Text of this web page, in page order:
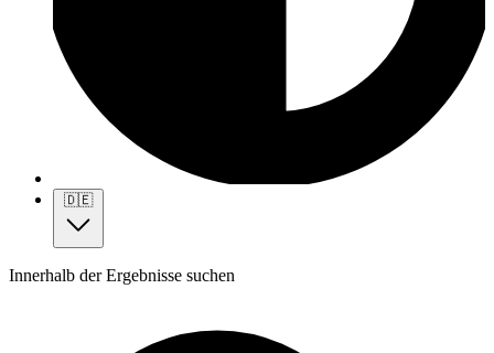
🇩🇪
Innerhalb der Ergebnisse suchen